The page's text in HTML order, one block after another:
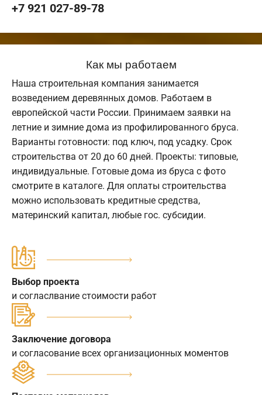
+7 921 027-89-78
Как мы работаем
Наша строительная компания занимается
возведением деревянных домов. Работаем в
европейской части России. Принимаем заявки на
летние и зимние дома из профилированного бруса.
Варианты готовности: под ключ, под усадку. Срок
строительства от 20 до 60 дней. Проекты: типовые,
индивидуальные. Готовые дома из бруса с фото
смотрите в каталоге. Для оплаты строительства
можно использовать кредитные средства,
материнский капитал, любые гос. субсидии.
Выбор проекта
и согласлвание стоимости работ
Заключение договора
и согласование всех организационных моментов